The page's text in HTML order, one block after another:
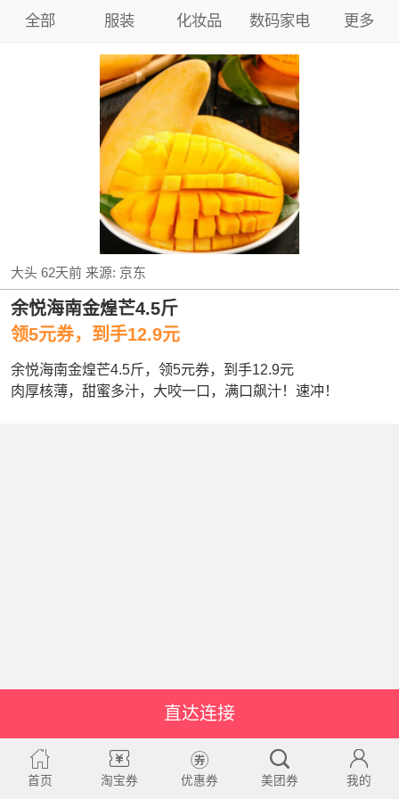
全部 服装 化妆品 数码家电 更多
大头 62天前来源: 京东
余悦海南金煌芒4.5斤
领5元券，到手12.9元
余悦海南金煌芒4.5斤，领5元券，到手12.9元
肉厚核薄，甜蜜多汁，大咬一口，满口飙汁！速冲！
直达连接
首页 淘宝券 优惠券 美团券 我的